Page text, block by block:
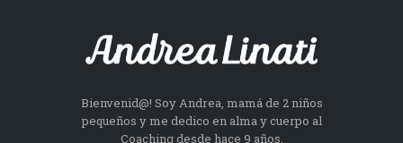
Bienvenid@! Soy Andrea, mamá de 2 niños
pequeños y me dedico en alma y cuerpo al
Coaching desde hace 9 años.